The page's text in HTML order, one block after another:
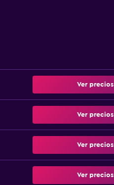
Ver precios
Ver precios
Ver precios
Ver precios